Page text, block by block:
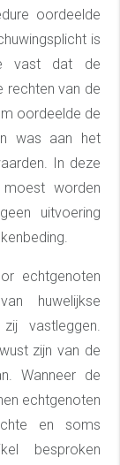
oordeelde
is
vast dat de
rechten van de
oordeelde de
was aan het
In deze
worden
uitvoering
echtgenoten
huwelijkse
vastleggen.
zijn van de
Wanneer de
echtgenoten
en soms
besproken